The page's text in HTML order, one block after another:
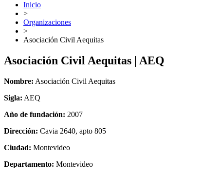
Inicio
>
Organizaciones
>
Asociación Civil Aequitas
Asociación Civil Aequitas | AEQ
Nombre: Asociación Civil Aequitas
Sigla: AEQ
Año de fundación: 2007
Dirección: Cavia 2640, apto 805
Ciudad: Montevideo
Departamento: Montevideo